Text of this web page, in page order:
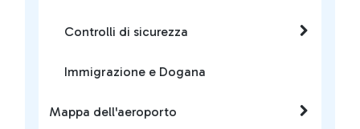
Controlli di sicurezza
Immigrazione e Dogana
Mappa dell'aeroporto